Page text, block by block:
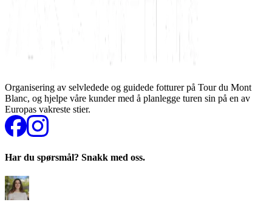
Organisering av selvledede og guidede fotturer på Tour du Mont
Blanc, og hjelpe våre kunder med å planlegge turen sin på en av
Europas vakreste stier.
Har du spørsmål? Snakk med oss.